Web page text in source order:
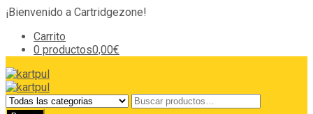
¡Bienvenido a Cartridgezone!
Carrito
0 productos0,00€